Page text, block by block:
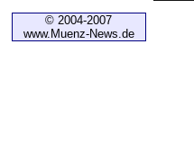
© 2004-2007
www.Muenz-News.de